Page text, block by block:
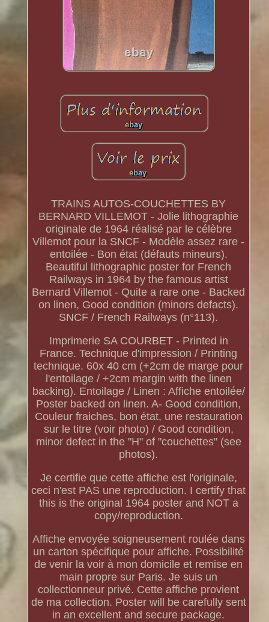
TRAINS AUTOS-COUCHETTES BY
BERNARD VILLEMOT - Jolie lithographie
originale de 1964 réalisé par le célèbre
Villemot pour la SNCF - Modèle assez rare -
entoilée - Bon état (défauts mineurs).
Beautiful lithographic poster for French
Railways in 1964 by the famous artist
Bernard Villemot - Quite a rare one - Backed
on linen, Good condition (minors defacts).
SNCF / French Railways (n°113).
Imprimerie SA COURBET - Printed in
France. Technique d'impression / Printing
technique. 60x 40 cm (+2cm de marge pour
l'entoilage / +2cm margin with the linen
backing). Entoilage / Linen : Affiche entoilée/
Poster backed on linen. A- Good condition,
Couleur fraiches, bon état, une restauration
sur le titre (voir photo) / Good condition,
minor defect in the "H" of "couchettes" (see
photos).
Je certifie que cette affiche est l'originale,
ceci n'est PAS une reproduction. I certify that
this is the original 1964 poster and NOT a
copy/reproduction.
Affiche envoyée soigneusement roulée dans
un carton spécifique pour affiche. Possibilité
de venir la voir à mon domicile et remise en
main propre sur Paris. Je suis un
collectionneur privé. Cette affiche provient
de ma collection. Poster will be carefully sent
in an excellent and secure package.